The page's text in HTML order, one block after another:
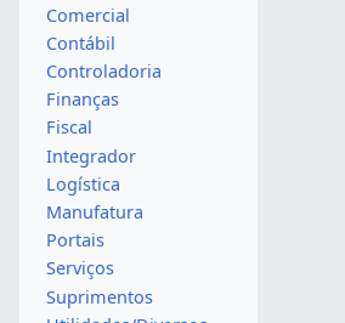
Comercial
Contábil
Controladoria
Finanças
Fiscal
Integrador
Logística
Manufatura
Portais
Serviços
Suprimentos